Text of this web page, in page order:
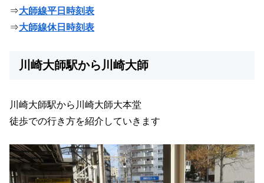
⇒大師線平日時刻表
⇒大師線休日時刻表
川崎大師駅から川崎大師
川崎大師駅から川崎大師大本堂
徒歩での行き方を紹介していきます